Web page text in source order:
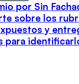
por Sin
sobre los
y
para